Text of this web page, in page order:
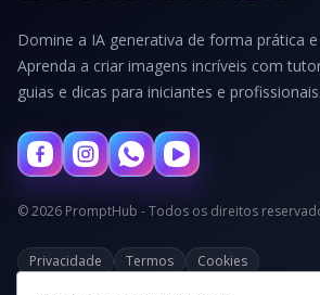
Domine a IA generativa de forma prática e
Aprenda a criar imagens incríveis com
guias e dicas para iniciantes e profissionais.
© 2026 PromptHub - Todos os direitos
Privacidade Termos Cookies